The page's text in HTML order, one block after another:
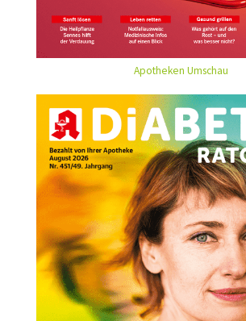
Apotheken Umschau